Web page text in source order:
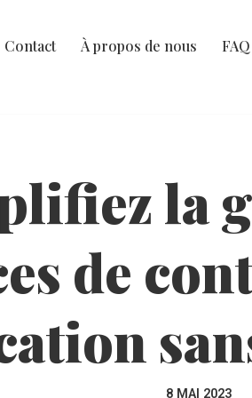
Contact À propos de nous FAQ
la
de
8 MAI 2023